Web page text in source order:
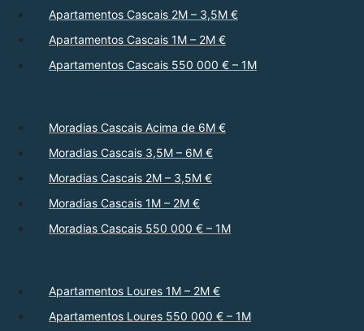
Apartamentos Cascais 2M – 3,5M €
Apartamentos Cascais 1M – 2M €
Apartamentos Cascais 550 000 € – 1M
Moradias Cascais Acima de 6M €
Moradias Cascais 3,5M – 6M €
Moradias Cascais 2M – 3,5M €
Moradias Cascais 1M – 2M €
Moradias Cascais 550 000 € – 1M
Apartamentos Loures 1M – 2M €
Apartamentos Loures 550 000 € – 1M